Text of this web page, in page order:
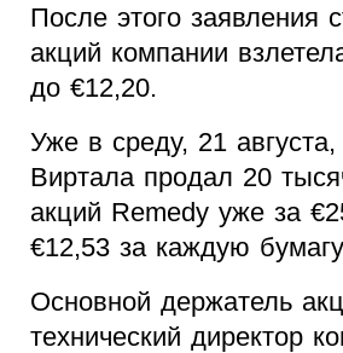
После этого заявления
акций компании
до €12,20.
Уже в среду, 21
Виртала продал 20
акций Remedy уже за
€12,53 за каждую
Основной держатель
технический директор